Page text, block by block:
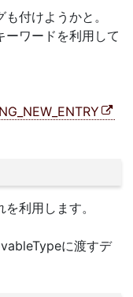
付けようかと。
ワードを利用して
利用します。
に渡すデ